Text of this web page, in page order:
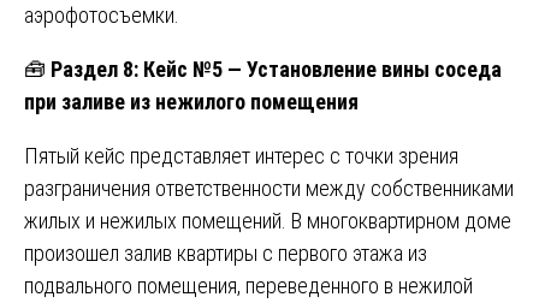
аэрофотосъемки.
🧰 Раздел 8: Кейс №5 — Установление вины соседа
при заливе из нежилого помещения
Пятый кейс представляет интерес с точки зрения
разграничения ответственности между собственниками
жилых и нежилых помещений. В многоквартирном доме
произошел залив квартиры с первого этажа из
подвального помещения, переведенного в нежилой